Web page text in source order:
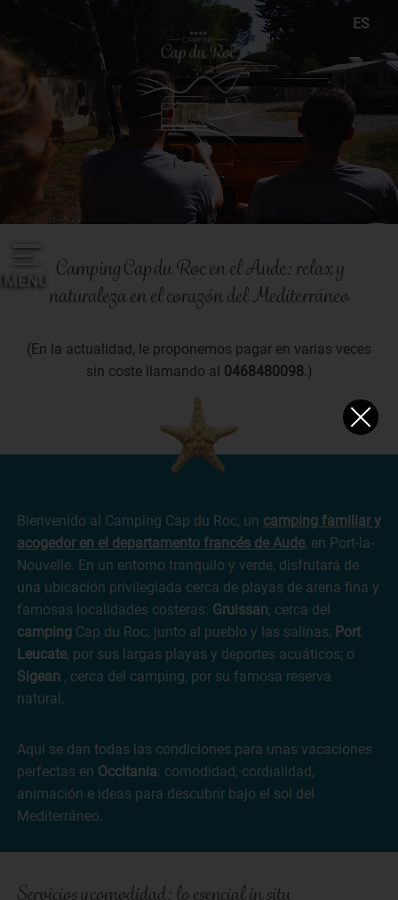
MENU
ES
EN
NL
Camping Cap du Roc en el Aude: relax y
naturaleza en el corazón del Mediterráneo
(En la actualidad, le proponemos pagar en varias veces
sin coste llamando al 0468480098.)
Bienvenido al Camping Cap du Roc, un camping familiar y
acogedor en el departamento francés de Aude, en Port-la-
Nouvelle. En un entorno tranquilo y verde, disfrutará de
una ubicación privilegiada cerca de playas de arena fina y
famosas localidades costeras: Gruissan, cerca del
campingCap du Roc, junto al pueblo y las salinas; Port
Leucate, por sus largas playas y deportes acuáticos; o
Sigean , cerca del camping, por su famosa reserva
natural.
Aquí se dan todas las condiciones para unas vacaciones
perfectas en Occitania: comodidad, cordialidad,
animación e ideas para descubrir bajo el sol del
Mediterráneo.
Servicios y comodidad: lo esencial in situ
Panel de gestión de cookies